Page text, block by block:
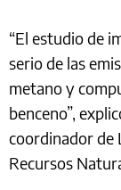
“El estudio de
serio de las
metano y
benceno”,
coordinador de
Recursos